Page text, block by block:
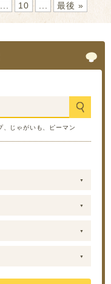
10 最後 »
、じゃがいも、ピーマン